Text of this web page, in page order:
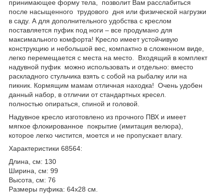
принимающее форму тела, позволит Вам расслабиться
после насыщенного трудового дня или физической нагрузки
в саду. А для дополнительного удобства с креслом
поставляется пуфик под ноги – все продумано для
максимального комфорта! Кресло имеет устойчивую
конструкцию и небольшой вес, компактно в сложенном виде,
легко перемещается с места на место. Входящий в комплект
надувной пуфик можно использовать и отдельно: вместо
раскладного стульчика взять с собой на рыбалку или на
пикник. Кормящим мамам отличная находка! Очень удобен
данный набор, в отличии от стандартных кресел.
полностью опираться, спиной и головой.
Надувное кресло изготовлено из прочного ПВХ и имеет
мягкое флокированное покрытие (имитация велюра),
которое легко чистится, моется и не пропускает влагу.
Характеристики 68564:
Длина, см: 130
Ширина, см: 99
Высота, см: 76
Размеры пуфика: 64х28 см.